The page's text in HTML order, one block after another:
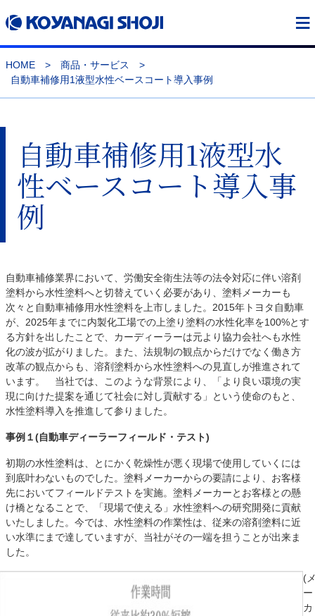
≡
HOME > 商品・サービス
>
自動車補修用1液型水性ベースコート導入事例
自動車補修用1液型水
性ベースコート導入事
例
自動車補修業界において、労働安全衛生法等の法令対応に伴い溶剤
塗料から水性塗料へと切替えていく必要があり、塗料メーカーも
次々と自動車補修用水性塗料を上市しました。2015年トヨタ自動車
が、2025年までに内製化工場での上塗り塗料の水性化率を100%とす
る方針を出したことで、カーディーラーは元より協力会社へも水性
化の波が拡がりました。また、法規制の観点からだけでなく働き方
改革の観点からも、溶剤塗料から水性塗料への見直しが推進されて
います。 当社では、このような背景により、「より良い環境の実
現に向けた提案を通じて社会に対し貢献する」という使命のもと、
水性塗料導入を推進して参りました。
事例１(自動車ディーラーフィールド・テスト)
初期の水性塗料は、とにかく乾燥性が悪く現場で使用していくには
到底叶わないものでした。塗料メーカーからの要請により、お客様
先においてフィールドテストを実施。塗料メーカーとお客様との懸
け橋となることで、「現場で使える」水性塗料への研究開発に貢献
いたしました。今では、水性塗料の作業性は、従来の溶剤塗料に近
い水準にまで達していますが、当社がその一端を担うことが出来ま
した。
(
ー
カ